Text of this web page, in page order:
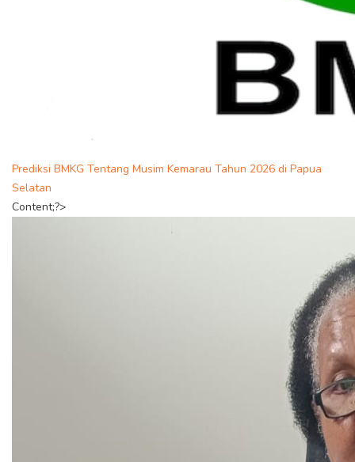
Prediksi BMKG Tentang Musim Kemarau Tahun 2026 di Papua
Selatan
Content;?>